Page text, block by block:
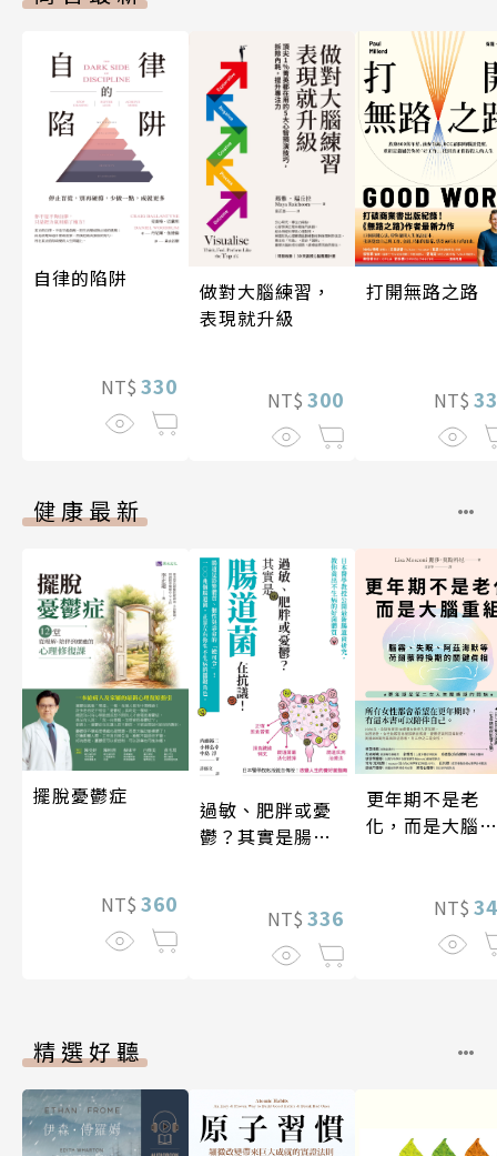
自律的陷阱
NT$ 330
做對大腦練習，
表現就升級
NT$ 300
打開無路之路
NT$
健康最新
擺脫憂鬱症
NT$ 360
過敏、肥胖或憂
鬱？其實是腸道
NT$ 336
更年期不是老
化，而是大腦重
NT$
精選好聽